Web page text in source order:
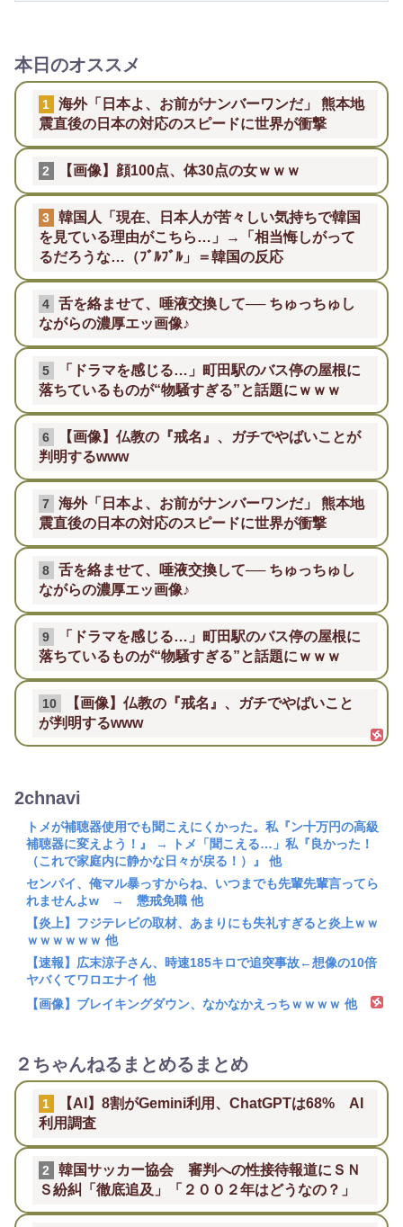
本日のオススメ
1
海外「日本よ、お前がナンバーワンだ」 熊本地
震直後の日本の対応のスピードに世界が衝撃
2 【画像】顔100点、体30点の女ｗｗｗ
3
韓国人「現在、日本人が苦々しい気持ちで韓国
を見ている理由がこちら…」→「相当悔しがって
るだろうな…（ﾌﾞﾙﾌﾞﾙ」＝韓国の反応
4
舌を絡ませて、唾液交換して── ちゅっちゅし
ながらの濃厚エッ画像♪
5
「ドラマを感じる…」町田駅のバス停の屋根に
落ちているものが“物騒すぎる”と話題にｗｗｗ
6
【画像】仏教の『戒名』、ガチでやばいことが
判明するwww
7
海外「日本よ、お前がナンバーワンだ」 熊本地
震直後の日本の対応のスピードに世界が衝撃
8
舌を絡ませて、唾液交換して── ちゅっちゅし
ながらの濃厚エッ画像♪
9
「ドラマを感じる…」町田駅のバス停の屋根に
落ちているものが“物騒すぎる”と話題にｗｗｗ
10
【画像】仏教の『戒名』、ガチでやばいこと
が判明するwww
2chnavi
トメが補聴器使用でも聞こえにくかった。私『ン十万円の高級
補聴器に変えよう！』 → トメ「聞こえる…」私『良かった！
（これで家庭内に静かな日々が戻る！）』 他
センパイ、俺マル暴っすからね、いつまでも先輩先輩言ってら
れませんよw → 懲戒免職 他
【炎上】フジテレビの取材、あまりにも失礼すぎると炎上ｗｗ
ｗｗｗｗｗｗ 他
【速報】広末涼子さん、時速185キロで追突事故←想像の10倍
ヤバくてワロエナイ 他
【画像】ブレイキングダウン、なかなかえっちｗｗｗｗ 他
２ちゃんねるまとめるまとめ
1
【AI】8割がGemini利用、ChatGPTは68% AI
利用調査
2
韓国サッカー協会 審判への性接待報道にＳＮ
Ｓ紛糾「徹底追及」「２００２年はどうなの？」